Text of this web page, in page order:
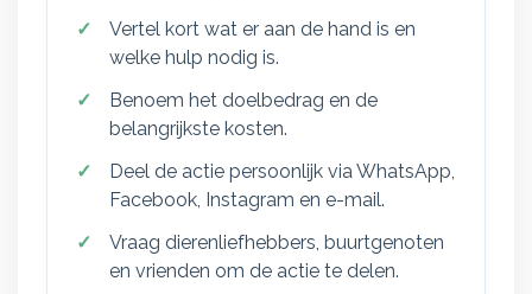
Vertel kort wat er aan de hand is en
welke hulp nodig is.
Benoem het doelbedrag en de
belangrijkste kosten.
Deel de actie persoonlijk via WhatsApp,
Facebook, Instagram en e-mail.
Vraag dierenliefhebbers, buurtgenoten
en vrienden om de actie te delen.